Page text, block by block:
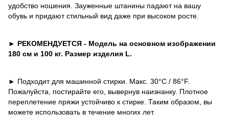
удобство ношения. Зауженные штанины падают на вашу
обувь и придают стильный вид даже при высоком росте.
► РЕКОМЕНДУЕТСЯ - Модель на основном изображении
180 см и 100 кг. Размер изделия L.
► Подходит для машинной стирки. Макс. 30°C / 86°F.
Пожалуйста, постирайте его, вывернув наизнанку. Плотное
переплетение пряжи устойчиво к стирке. Таким образом, вы
можете использовать в течение многих лет.